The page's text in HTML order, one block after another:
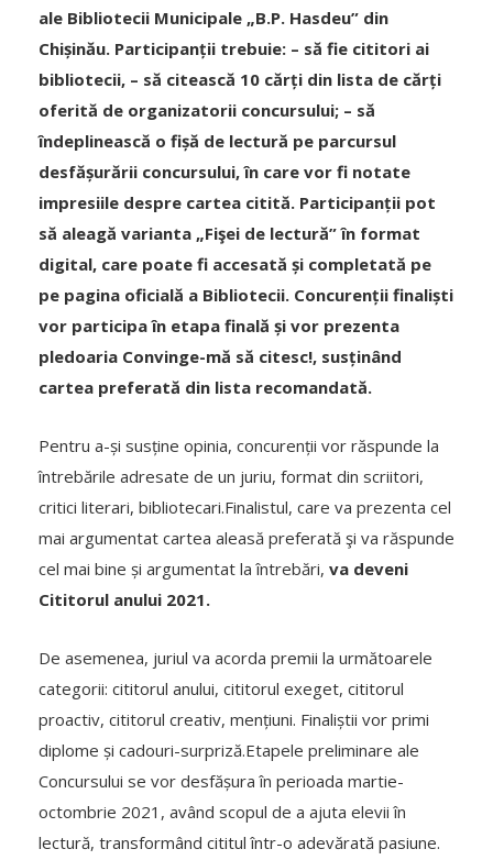
ale Bibliotecii Municipale „B.P. Hasdeu” din
Chișinău. Participanții trebuie: – să fie cititori ai
bibliotecii, – să citească 10 cărți din lista de cărți
oferită de organizatorii concursului; – să
îndeplinească o fișă de lectură pe parcursul
desfășurării concursului, în care vor fi notate
impresiile despre cartea citită. Participanții pot
să aleagă varianta „Fişei de lectură” în format
digital, care poate fi accesată și completată pe
pe pagina oficială a Bibliotecii. Concurenții finaliști
vor participa în etapa finală și vor prezenta
pledoaria Convinge-mă să citesc!, susținând
cartea preferată din lista recomandată.
Pentru a-și susține opinia, concurenții vor răspunde la
întrebările adresate de un juriu, format din scriitori,
critici literari, bibliotecari.Finalistul, care va prezenta cel
mai argumentat cartea aleasă preferată şi va răspunde
cel mai bine și argumentat la întrebări, va deveni
Cititorul anului 2021.
De asemenea, juriul va acorda premii la următoarele
categorii: cititorul anului, cititorul exeget, cititorul
proactiv, cititorul creativ, mențiuni. Finaliștii vor primi
diplome și cadouri-surpriză.Etapele preliminare ale
Concursului se vor desfășura în perioada martie-
octombrie 2021, având scopul de a ajuta elevii în
lectură, transformând cititul într-o adevărată pasiune.